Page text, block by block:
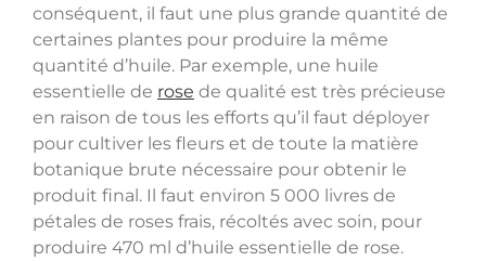
conséquent, il faut une plus grande quantité de
certaines plantes pour produire la même
quantité d’huile. Par exemple, une huile
essentielle de rose de qualité est très précieuse
en raison de tous les efforts qu’il faut déployer
pour cultiver les fleurs et de toute la matière
botanique brute nécessaire pour obtenir le
produit final. Il faut environ 5 000 livres de
pétales de roses frais, récoltés avec soin, pour
produire 470 ml d’huile essentielle de rose.